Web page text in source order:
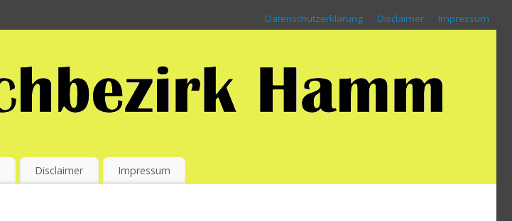
Datenschutzerklärung Disclaimer Impressum
Disclaimer Impressum